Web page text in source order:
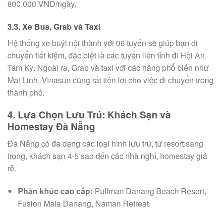
800.000 VND/ngày.
3.3. Xe Bus, Grab và Taxi
Hệ thống xe buýt nội thành với 06 tuyến sẽ giúp bạn di
chuyển tiết kiệm, đặc biệt là các tuyến liên tỉnh đi Hội An,
Tam Kỳ. Ngoài ra, Grab và taxi với các hãng phổ biến như
Mai Linh, Vinasun cũng rất tiện lợi cho việc di chuyển trong
thành phố.
4. Lựa Chọn Lưu Trú: Khách Sạn và
Homestay Đà Nẵng
Đà Nẵng có đa dạng các loại hình lưu trú, từ resort sang
trọng, khách sạn 4-5 sao đến các nhà nghỉ, homestay giá
rẻ.
Phân khúc cao cấp: Pullman Danang Beach Resort,
Fusion Maia Danang, Naman Retreat.